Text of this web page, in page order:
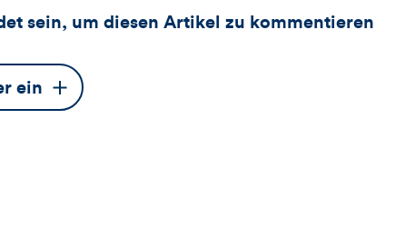
sein, um diesen Artikel zu kommentieren
ein